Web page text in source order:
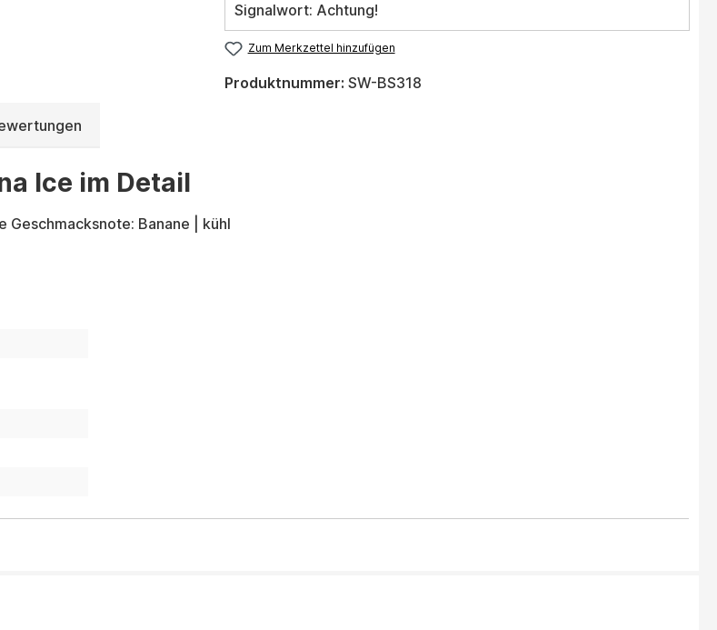
Signalwort: Achtung!
Zum Merkzettel hinzufügen
Produktnummer:SW-BS318
Ice im Detail
Geschmacksnote: Banane | kühl